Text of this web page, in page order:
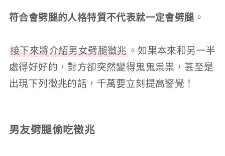
符合會劈腿的人格特質不代表就一定會劈腿 。
接下來將介紹男女劈腿徵兆。如果本來和另一半
處得好好的，對方卻突然變得鬼鬼祟祟，甚至是
出現下列徵兆的話，千萬要立刻提高警覺！
男友劈腿偷吃徵兆